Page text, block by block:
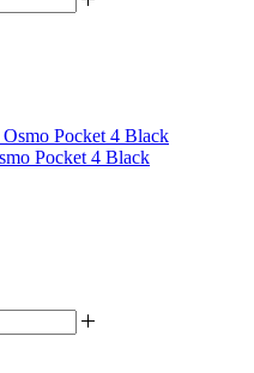
Pocket 4 Black